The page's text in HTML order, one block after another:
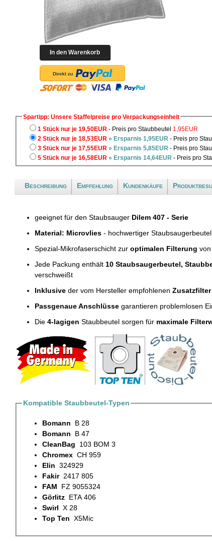
Spartipp: Unsere Staffelpreise pro Verpackungseinheit
1 Stück nur je 19,50EUR - Preis pro Staubbeutel 1,95EUR
2 Stück nur je 18,53EUR » Ersparnis 1,95EUR - Preis pro
3 Stück nur je 17,55EUR » Ersparnis 5,85EUR - Preis pro
5 Stück nur je 16,58EUR » Ersparnis 14,64EUR - Preis pro
Beschreibung Empfehlung Kundenkäufe
geeignet für den Staubsauger Dilem 407 - Serie
Material: Microvlies - hochwertiger
Spezial-Mikrofaserschicht zur optimalen Filterung
Jede Packung enthält 10 Staubsaugerbeutel,
verschweißt
Inklusive der vom Hersteller empfohlenen Zusatzfilter
Passgenaue Anschlüsse garantieren problemlosen
Die 4-lagigen Staubbeutel sorgen für maximale
Kompatible Staubbeutel-Typen
Bomann B 28
Bomann B 47
CleanBag 103 BOM 3
ChromexCH 959
Elin 324929
Fakir2417 805
FAM FZ 9055324
GörlitzETA 406
Swirl X 28
Top Ten X5Mic